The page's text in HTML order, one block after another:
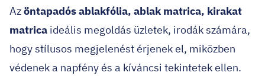
Azöntapadós ablakfólia, ablak matrica, kirakat
matrica ideális megoldás üzletek, irodák számára,
hogy stílusos megjelenést érjenek el, miközben
védenek a napfény és a kíváncsi tekintetek ellen.